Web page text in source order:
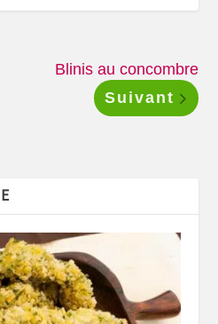
Blinis au concombre
Suivant